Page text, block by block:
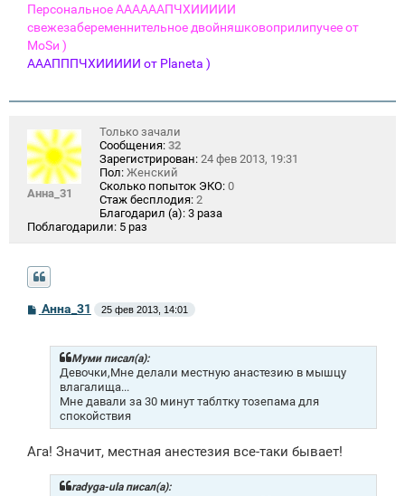
Персональное ААААААПЧХИИИИИ
свежезабеременнительное двойняшковоприлипучее от
МоSи )
АААПППЧХИИИИИ от Planeta )
Анна_31
Только зачали
Сообщения: 32
Зарегистрирован: 24 фев 2013, 19:31
Пол: Женский
Сколько попыток ЭКО: 0
Стаж бесплодия: 2
Благодарил (а): 3 раза
Поблагодарили: 5 раз
С
о
Анна_31 25 фев 2013, 14:01
Муми писал(а):
Девочки,Мне делали местную анастезию в мышцу
влагалища...
Мне давали за 30 минут таблтку тозепама для
спокойствия
Ага! Значит, местная анестезия все-таки бывает!
radyga-ula писал(а):